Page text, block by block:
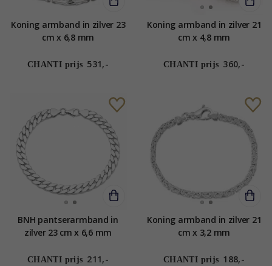
Koning armband in zilver 23
cm x 6,8 mm
CHANTI prijs 531,-
Koning armband in zilver 21
cm x 4,8 mm
CHANTI prijs 360,-
BNH pantserarmband in
zilver 23 cm x 6,6 mm
CHANTI prijs 211,-
Koning armband in zilver 21
cm x 3,2 mm
CHANTI prijs 188,-